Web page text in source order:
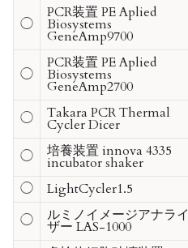
◯
PCR装置 PE Aplied
Biosystems
GeneAmp9700
◯
PCR装置 PE Aplied
Biosystems
GeneAmp2700
◯ Takara PCR Thermal
Cycler Dicer
◯ 培養装置 innova 4335
incubator shaker
◯
LightCycler1.5
◯
ルミノイメージアナライ
ザー LAS-1000